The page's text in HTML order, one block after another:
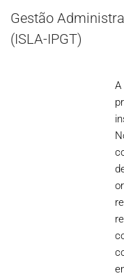
Gestão
(ISLA-IPGT)
A